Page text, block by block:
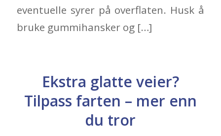
eventuelle syrer på overflaten. Husk å
bruke gummihansker og […]
Ekstra glatte veier?
Tilpass farten – mer enn
du tror